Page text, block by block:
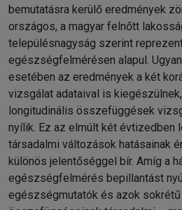
bemutatásra kerülő eredmények
országos, a magyar felnőtt
településnagyság szerint
egészségfelmérésen alapul.
esetében az eredmények a két
vizsgálat adataival is
longitudinális összefüggések
nyílik. Ez az elmúlt két évtizedben
társadalmi változások hatásainak
különös jelentőséggel bír. Amíg a
egészségfelmérés bepillantást
egészségmutatók és azok